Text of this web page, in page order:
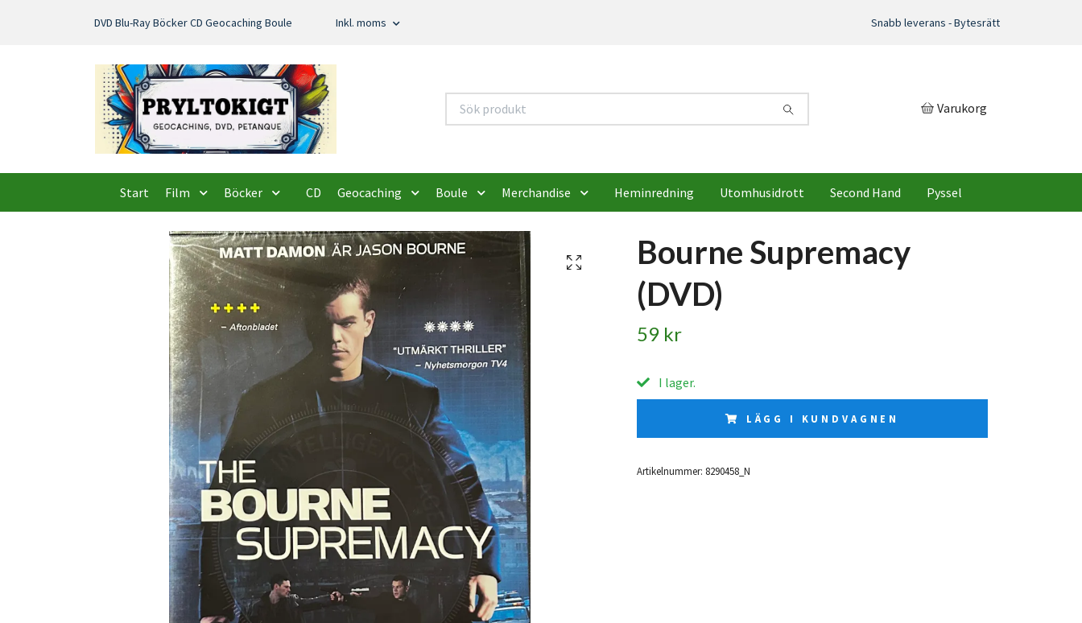
DVD Blu-Ray Böcker CD Geocaching Boule Inkl. moms Snabb leverans - Bytesrätt
Varukorg
Start Film Böcker CD Geocaching Boule Merchandise Heminredning Utomhusidrott Second Hand Pyssel
Bourne Supremacy
(DVD)
59 kr
I lager.
LÄGG I KUNDVAGNEN
Artikelnummer: 8290458_N